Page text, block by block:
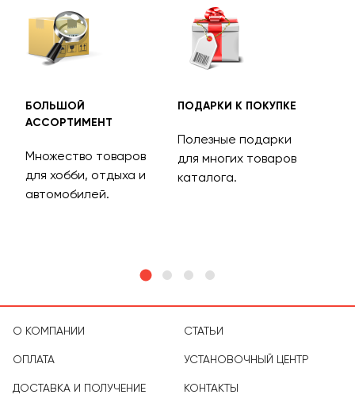
БОЛЬШОЙ
АССОРТИМЕНТ
Множество товаров
для хобби, отдыха и
автомобилей.
ПОДАРКИ К ПОКУПКЕ
Полезные подарки
для многих товаров
каталога.
О КОМПАНИИ
ОПЛАТА
ДОСТАВКА И ПОЛУЧЕНИЕ
СТАТЬИ
УСТАНОВОЧНЫЙ ЦЕНТР
КОНТАКТЫ